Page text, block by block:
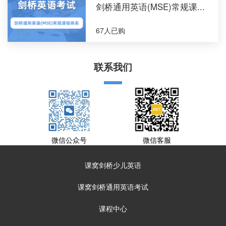
剑桥通用英语(MSE)常规课...
67人已购
联系我们
微信公众号 微信客服
课窝剑桥少儿英语
课窝剑桥通用英语考试
课程中心